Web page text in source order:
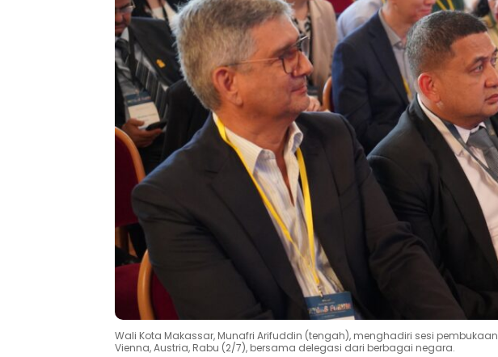
Wali Kota Makassar, Munafri Arifuddin (tengah), menghadiri sesi
Vienna, Austria, Rabu (2/7), bersama delegasi dari berbagai negara.